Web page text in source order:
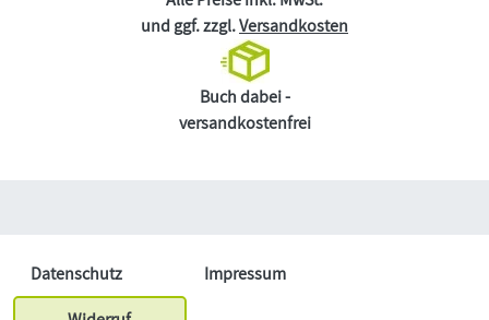
und ggf. zzgl.Versandkosten
Buch dabei -
versandkostenfrei
Datenschutz
Impressum